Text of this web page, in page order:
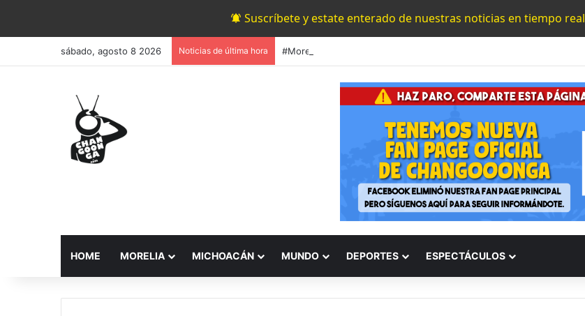
Suscríbete y estate enterado de nuestras noticias en tiempo real
sábado, agosto 8 2026 Noticias de última hora
HOME MORELIA MICHOACÁN MUNDO DEPORTES ESPECTÁCULOS